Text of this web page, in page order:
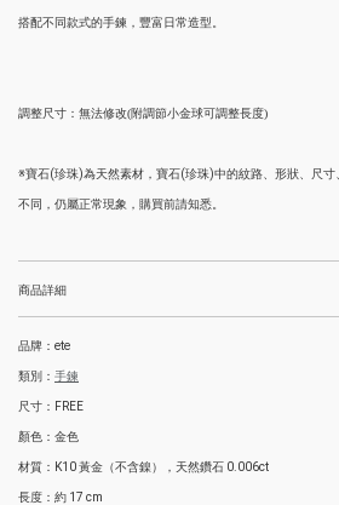
搭配不同款式的手鍊，豐富日常造型。
調整尺寸：無法修改(附調節小金球可調整長度)
※寶石(珍珠)為天然素材，寶石(珍珠)中的紋路、形狀、尺
不同，仍屬正常現象，購買前請知悉。
商品詳細
品牌：ete
類別： 手鍊
尺寸：FREE
顏色：金色
材質：K10 黃金（不含鎳），天然鑽石 0.006ct
長度：約 17 cm